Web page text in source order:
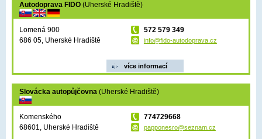
Autodoprava FIDO (Uherské Hradiště)
Lomená 900
686 05, Uherské Hradiště
572 579 349
info@fido-autodoprava.cz
více informací
Slovácka autopůjčovna (Uherské Hradiště)
Komenského
68601, Uherské Hradiště
774729668
papponesro@seznam.cz